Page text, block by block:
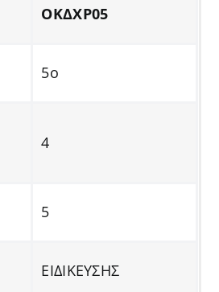
ΟΚΔΧΡ05
5ο
4
5
ΕΙΔΙΚΕΥΣΗΣ